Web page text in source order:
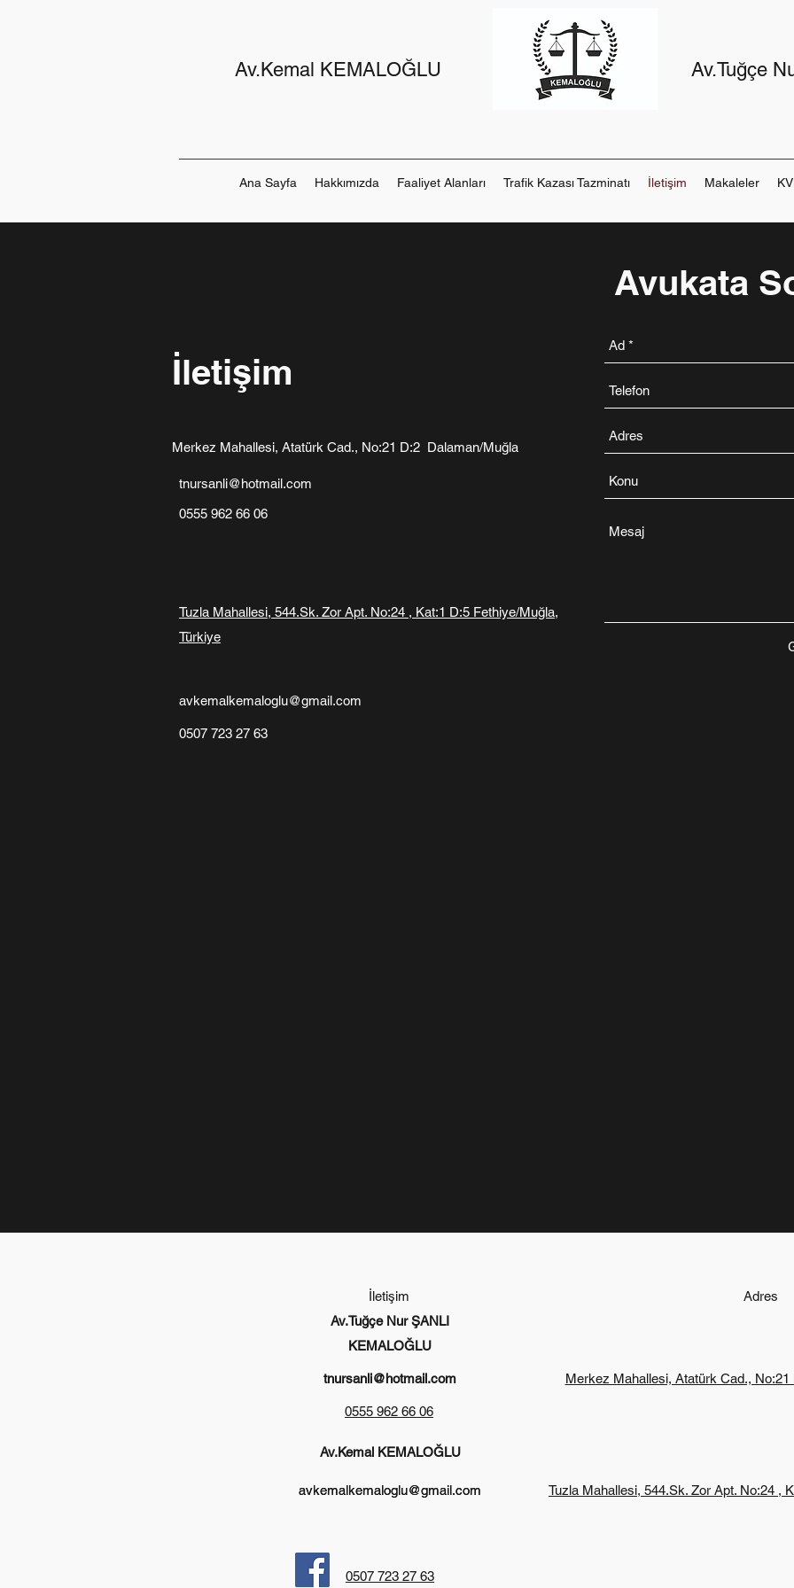
Av.Kemal KEMALOĞLU Av.Tuğçe
Ana Sayfa Hakkımızda Faaliyet Alanları Trafik Kazası Tazminatı İletişim Makaleler
Avukata
İletişim
Merkez Mahallesi, Atatürk Cad., No:21 D:2 Dalaman/Muğla
tnursanli@hotmail.com
0555 962 66 06
Tuzla Mahallesi, 544.Sk. Zor Apt. No:24 , Kat:1 D:5 Fethiye/Muğla,
Türkiye
avkemalkemaloglu@gmail.com
0507 723 27 63
İletişim
Adres
Av.Tuğçe Nur ŞANLI
KEMALOĞLU
tnursanli@hotmail.com Merkez Mahallesi, Atatürk Cad.,
0555 962 66 06
Av.Kemal KEMALOĞLU
avkemalkemaloglu@gmail.com
avkemalkemaloglu@gmail.com Tuzla Mahallesi, 544.Sk. Zor Apt. No:24 ,
0507 723 27 63